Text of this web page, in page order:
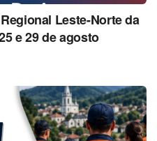
Leste-Norte da
e 29 de agosto